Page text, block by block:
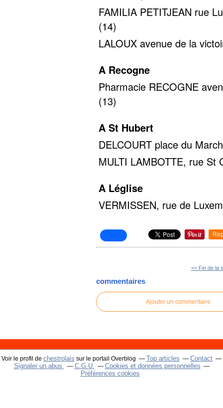
FAMILIA PETITJEAN rue
(14)
LALOUX avenue de la
A Recogne
Pharmacie RECOGNE
(13)
A St Hubert
DELCOURT place du
MULTI LAMBOTTE, rue St
A Léglise
VERMISSEN, rue de
<< Fin de la
commentaires
Ajouter un commentaire
Voir le profil de chestrolais sur le portail Overblog Top articles
Contact
Signaler un abus
C.G.U.
Cookies et données personnelles
Préférences cookies